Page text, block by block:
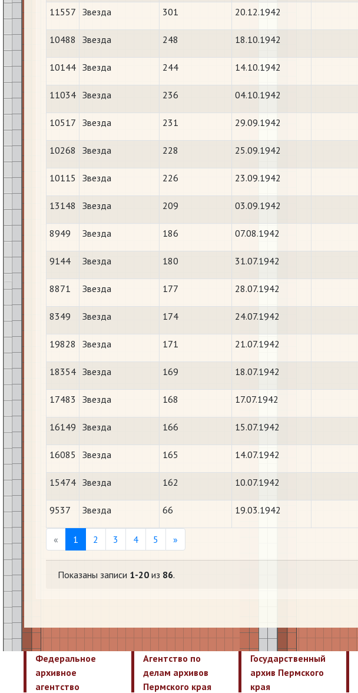
11557 Звезда 301 20.12.1942
10488 Звезда 248 18.10.1942
10144 Звезда 244 14.10.1942
11034 Звезда 236 04.10.1942
10517 Звезда 231 29.09.1942
10268 Звезда 228 25.09.1942
10115 Звезда 226 23.09.1942
13148 Звезда 209 03.09.1942
8949 Звезда 186 07.08.1942
9144 Звезда 180 31.07.1942
8871 Звезда 177 28.07.1942
8349 Звезда 174 24.07.1942
19828 Звезда 171 21.07.1942
18354 Звезда 169 18.07.1942
17483 Звезда 168 17.07.1942
16149 Звезда 166 15.07.1942
16085 Звезда 165 14.07.1942
15474 Звезда 162 10.07.1942
9537 Звезда 66 19.03.1942
« Previous
1 2 3 4 5 »
Показаны записи 1-20 из 86.
Федеральное
архивное
агентство
Агентство по
делам архивов
Пермского края
Государственный
архив Пермского
края